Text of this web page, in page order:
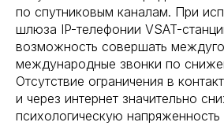
по спутниковым каналам. При
шлюза IP-телефонии VSAT-
возможность совершать
международные звонки по
Отсутствие ограничения в
и через интернет значительно
психологическую напряженность